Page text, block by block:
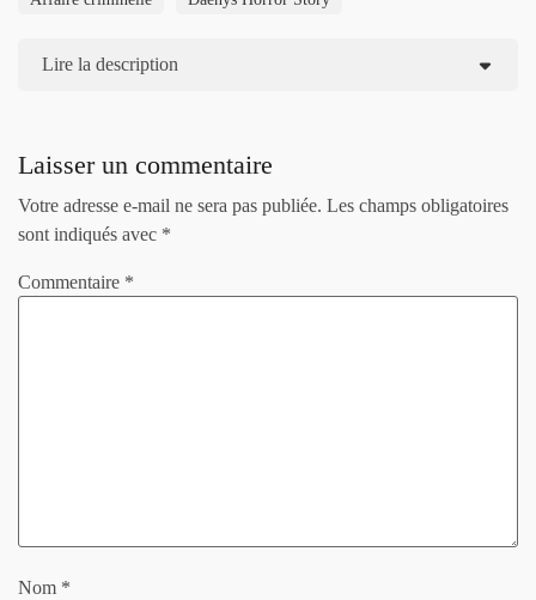
Lire la description
Laisser un commentaire
Votre adresse e-mail ne sera pas publiée. Les champs obligatoires
sont indiqués avec *
Commentaire *
Nom *